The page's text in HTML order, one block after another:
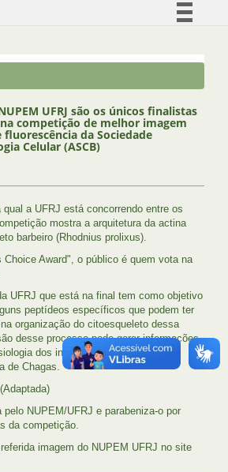
Comunica BR
Acesso à informação
Legislação
UFRJ são os únicos finalistas
competição de melhor imagem
da Sociedade
Celular (ASCB)
a UFRJ está concorrendo entre os
mostra a arquitetura da actina
barbeiro (Rhodnius prolixus).
Choice Award", o público é quem vota na
UFRJ que está na final tem como objetivo
peptídeos específicos que podem ter
organização do citoesqueleto dessa
desse processo pode gerar informações
dos insetos e como evitar a
de Chagas.
NUPEM/UFRJ e parabeniza-o por
da competição.
imagem do NUPEM UFRJ no site